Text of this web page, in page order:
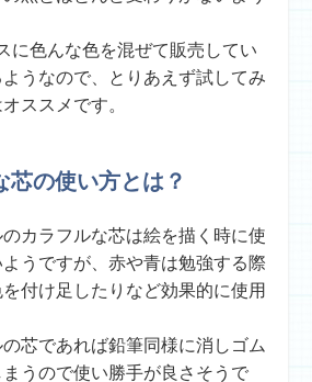
に色んな色を混ぜて販売してい
うなので、とりあえず試してみ
ススメです。
芯の使い方とは？
カラフルな芯は絵を描く時に使
うですが、赤や青は勉強する際
付け足したりなど効果的に使用
芯であれば鉛筆同様に消しゴム
うので使い勝手が良さそうで